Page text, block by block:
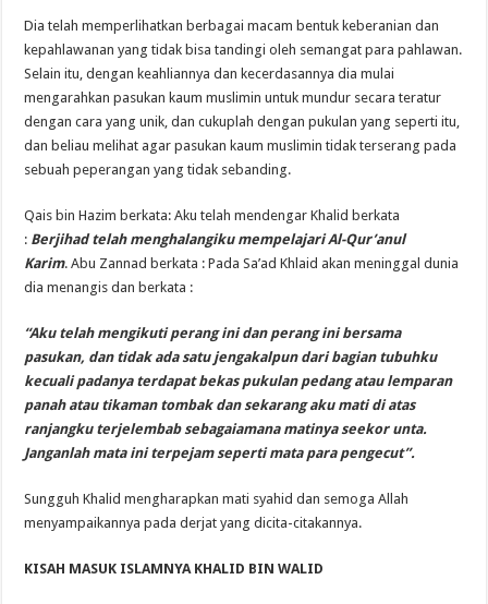
Dia telah memperlihatkan berbagai macam bentuk keberanian dan
kepahlawanan yang tidak bisa tandingi oleh semangat para pahlawan.
Selain itu, dengan keahliannya dan kecerdasannya dia mulai
mengarahkan pasukan kaum muslimin untuk mundur secara teratur
dengan cara yang unik, dan cukuplah dengan pukulan yang seperti itu,
dan beliau melihat agar pasukan kaum muslimin tidak terserang pada
sebuah peperangan yang tidak sebanding.
Qais bin Hazim berkata: Aku telah mendengar Khalid berkata
: Berjihad telah menghalangiku mempelajari Al-Qur’anul
Karim. Abu Zannad berkata : Pada Sa’ad Khlaid akan meninggal dunia
dia menangis dan berkata :
“Aku telah mengikuti perang ini dan perang ini bersama
pasukan, dan tidak ada satu jengakalpun dari bagian tubuhku
kecuali padanya terdapat bekas pukulan pedang atau lemparan
panah atau tikaman tombak dan sekarang aku mati di atas
ranjangku terjelembab sebagaiamana matinya seekor unta.
Janganlah mata ini terpejam seperti mata para pengecut”.
Sungguh Khalid mengharapkan mati syahid dan semoga Allah
menyampaikannya pada derjat yang dicita-citakannya.
KISAH MASUK ISLAMNYA KHALID BIN WALID